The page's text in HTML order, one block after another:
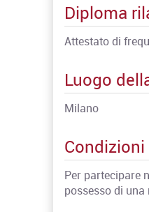
Diploma
Attestato di
Luogo
Milano
Per partecipare
possesso di